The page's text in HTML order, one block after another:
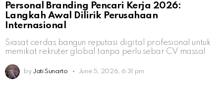
Personal Branding Pencari Kerja 2026:
Langkah Awal Dilirik Perusahaan
Internasional
Siasat cerdas bangun reputasi digital profesional untuk
memikat rekruter global tanpa perlu sebar CV massal
by Jati Sunarto June 5, 2026, 6:31 pm